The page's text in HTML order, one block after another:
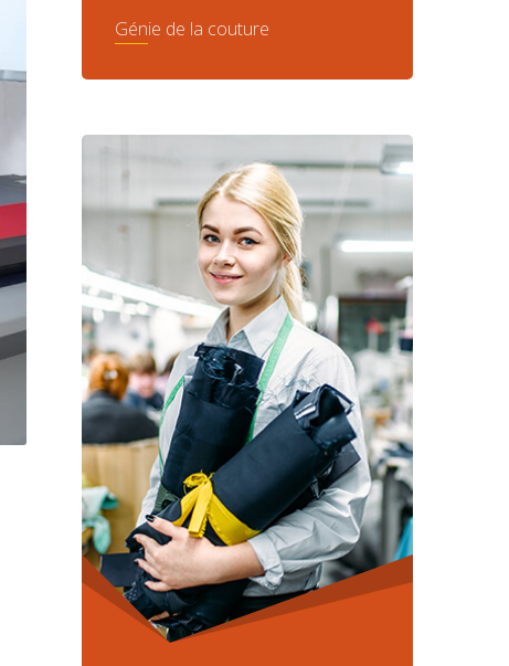
Génie de la couture